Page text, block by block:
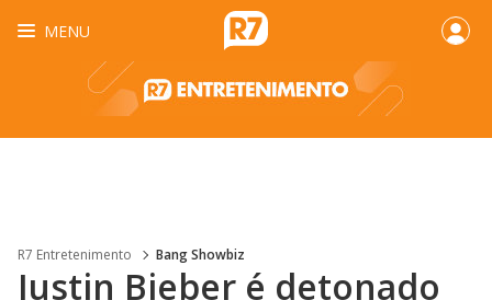
MENU
R7 Entretenimento Bang Showbiz
Justin Bieber é detonado